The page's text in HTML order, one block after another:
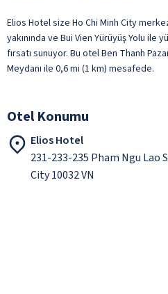
Elios Hotel size Ho Chi Minh City
yakınında ve Bui Vien Yürüyüş Yolu
fırsatı sunuyor. Bu otel Ben Thanh
Meydanı ile 0,6 mi (1 km) mesafede.
Otel Konumu
Elios Hotel
231-233-235 Pham Ngu
City 10032 VN